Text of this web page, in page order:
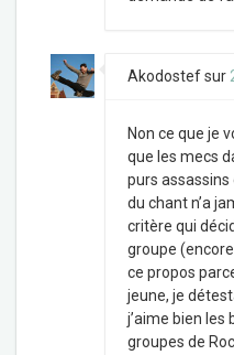
Akodostefsur
Non ce que je
que les mecs
purs assassins
du chant n’a
critère qui
groupe
ce propos
jeune, je
j’aime bien les
groupes de